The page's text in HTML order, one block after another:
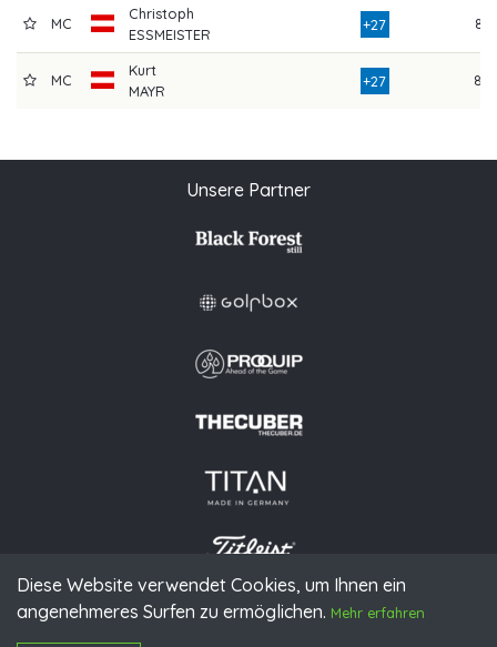
Diese Website verwendet Cookies, um Ihnen ein
angenehmeres Surfen zu ermöglichen. Mehr erfahren
MC
Christoph
ESSMEISTER
+27 86
MC
Kurt
MAYR
+27 89
Unsere Partner
© 2026 PGAoG